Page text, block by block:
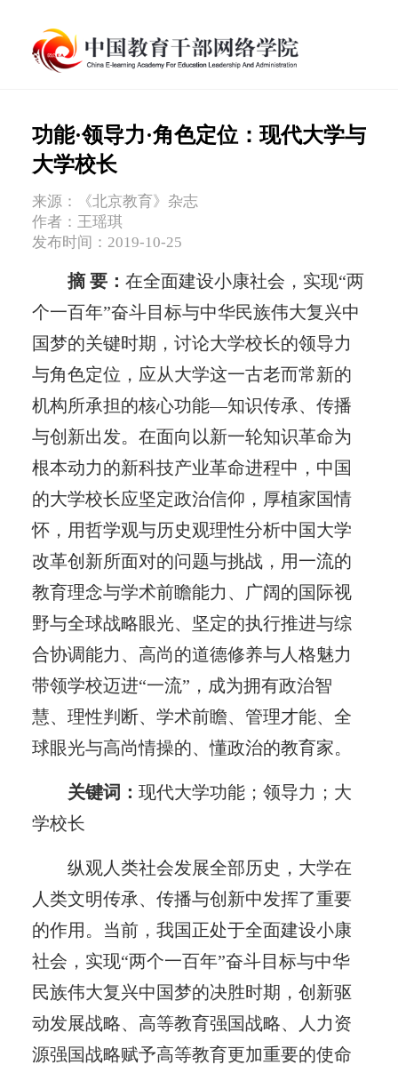
功能·领导力·角色定位：现代大学与
大学校长
来源：《北京教育》杂志
作者：王瑶琪
发布时间：2019-10-25
摘 要：在全面建设小康社会，实现“两
个一百年”奋斗目标与中华民族伟大复兴中
国梦的关键时期，讨论大学校长的领导力
与角色定位，应从大学这一古老而常新的
机构所承担的核心功能—知识传承、传播
与创新出发。在面向以新一轮知识革命为
根本动力的新科技产业革命进程中，中国
的大学校长应坚定政治信仰，厚植家国情
怀，用哲学观与历史观理性分析中国大学
改革创新所面对的问题与挑战，用一流的
教育理念与学术前瞻能力、广阔的国际视
野与全球战略眼光、坚定的执行推进与综
合协调能力、高尚的道德修养与人格魅力
带领学校迈进“一流”，成为拥有政治智
慧、理性判断、学术前瞻、管理才能、全
球眼光与高尚情操的、懂政治的教育家。
关键词：现代大学功能；领导力；大
学校长
纵观人类社会发展全部历史，大学在
人类文明传承、传播与创新中发挥了重要
的作用。当前，我国正处于全面建设小康
社会，实现“两个一百年”奋斗目标与中华
民族伟大复兴中国梦的决胜时期，创新驱
动发展战略、高等教育强国战略、人力资
源强国战略赋予高等教育更加重要的使命